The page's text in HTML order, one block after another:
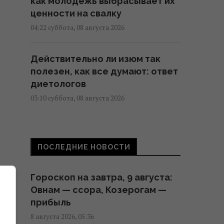
ценности на свалку
04:22 суббота, 08 августа 2026
Действительно ли изюм так
полезен, как все думают: ответ
диетологов
03:10 суббота, 08 августа 2026
давление на РФ, но
законопроект Грэма заставит
02:56 суббота, 08 августа 2026
Мелони отреагировала на
ПОСЛЕДНИЕ НОВОСТИ
Гороскоп на завтра, 9 августа:
Овнам — ссора, Козерогам —
прибыль
8 августа 2026, 05:36